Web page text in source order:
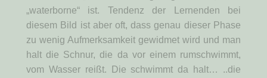
„waterborne“ ist. Tendenz der Lernenden bei
diesem Bild ist aber oft, dass genau dieser Phase
zu wenig Aufmerksamkeit gewidmet wird und man
halt die Schnur, die da vor einem rumschwimmt,
vom Wasser reißt. Die schwimmt da halt… ..die